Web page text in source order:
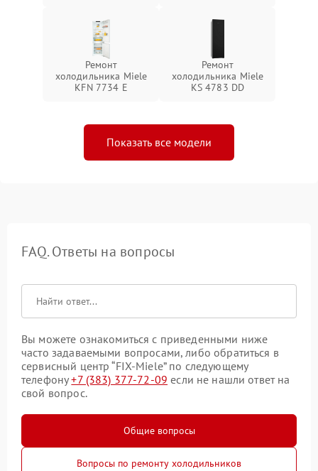
Ремонт
холодильника Miele
KFN 7734 E
Ремонт
холодильника Miele
KS 4783 DD
Показать все модели
FAQ. Ответы на вопросы
Вы можете ознакомиться с приведенными ниже
часто задаваемыми вопросами, либо обратиться в
сервисный центр “FIX-Miele” по следующему
телефону+7 (383) 377-72-09 если не нашли ответ на
свой вопрос.
Общие вопросы
Вопросы по ремонту холодильников